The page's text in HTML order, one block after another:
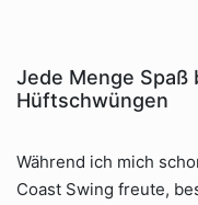
Jede Menge Spaß
Hüftschwüngen
Während ich mich
Coast Swing freute,